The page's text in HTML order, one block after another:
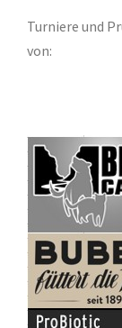
Turniere und
von: